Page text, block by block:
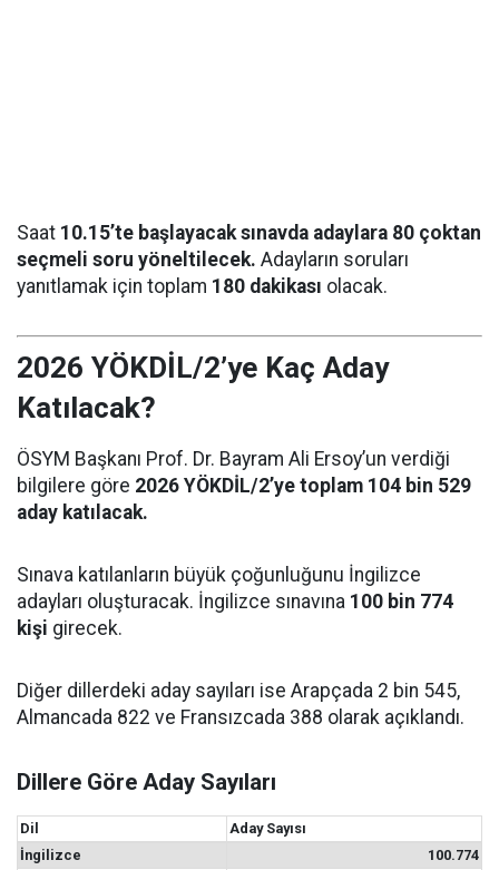
Saat 10.15’te başlayacak sınavda adaylara 80 çoktan
seçmeli soru yöneltilecek. Adayların soruları
yanıtlamak için toplam 180 dakikası olacak.
2026 YÖKDİL/2’ye Kaç Aday
Katılacak?
ÖSYM Başkanı Prof. Dr. Bayram Ali Ersoy’un verdiği
bilgilere göre 2026 YÖKDİL/2’ye toplam 104 bin 529
aday katılacak.
Sınava katılanların büyük çoğunluğunu İngilizce
adayları oluşturacak. İngilizce sınavına 100 bin 774
kişi girecek.
Diğer dillerdeki aday sayıları ise Arapçada 2 bin 545,
Almancada 822 ve Fransızcada 388 olarak açıklandı.
Dillere Göre Aday Sayıları
Dil
Aday Sayısı
İngilizce
100.774